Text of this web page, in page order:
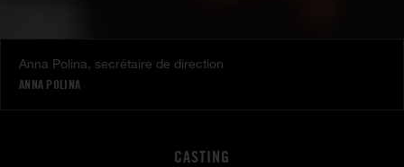
Anna Polina, secrétaire de direction
ANNA POLINA
CASTING